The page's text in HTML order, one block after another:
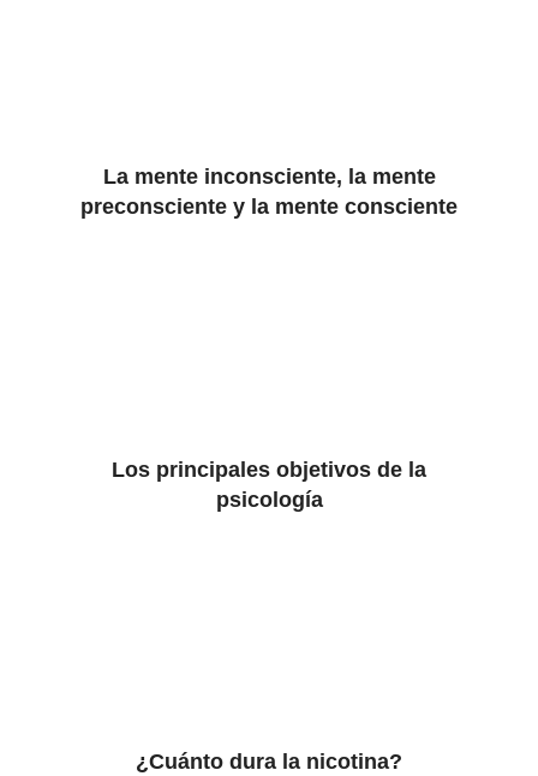
La mente inconsciente, la mente
preconsciente y la mente consciente
Los principales objetivos de la
psicología
¿Cuánto dura la nicotina?